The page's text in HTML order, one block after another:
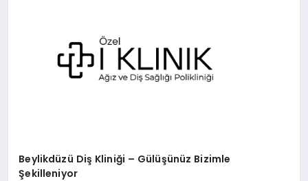
Beylikdüzü Diş Kliniği – Gülüşünüz Bizimle
Şekilleniyor